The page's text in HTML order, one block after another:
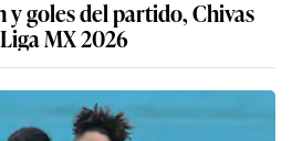
y goles del partido, Chivas
MX 2026